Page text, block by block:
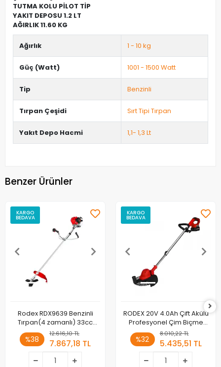
TUTMA KOLU PİLOT TİP
YAKIT DEPOSU 1.2 LT
AĞIRLIK 11.60 KG
Ağırlık 1 - 10 kg
Güç (Watt) 1001 - 1500 Watt
Tip Benzinli
Tırpan Çeşidi Sırt Tipi Tırpan
Yakıt Depo Hacmi 1,1- 1,3 Lt
Benzer Ürünler
KARGO
BEDAVA
Rodex RDX9639 Benzinli
Tırpan(4 zamanlı) 33cc
1,2kW
%38
12.616,10 TL
7.867,18 TL
KARGO
BEDAVA
RODEX 20V 4.0Ah Çift Akülü
Profesyonel Çim Biçme
Makinesi 8400 RPM rdx9023
%32
8.010,22 TL
5.435,51 TL